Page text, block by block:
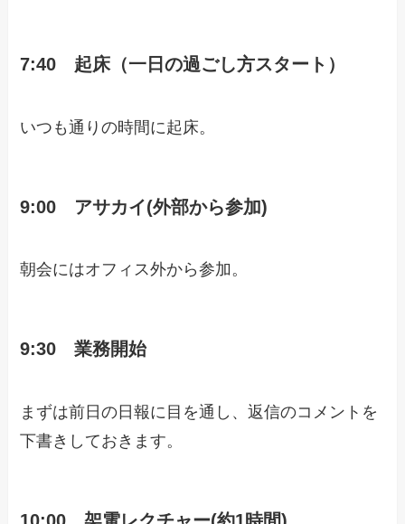
7:40 起床（一日の過ごし方スタート）
いつも通りの時間に起床。
9:00 アサカイ(外部から参加)
朝会にはオフィス外から参加。
9:30 業務開始
まずは前日の日報に目を通し、返信のコメントを
下書きしておきます。